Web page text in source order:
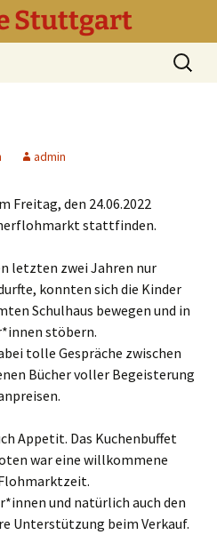
Stuttgart
Suchen
nach:
admin
Freitag, den 24.06.2022
stattfinden.
letzten zwei Jahren nur
konnten sich die Kinder
Schulhaus bewegen und in
stöbern.
tolle Gespräche zwischen
Bücher voller Begeisterung
Appetit. Das Kuchenbuffet
war eine willkommene
und natürlich auch den
Unterstützung beim Verkauf.